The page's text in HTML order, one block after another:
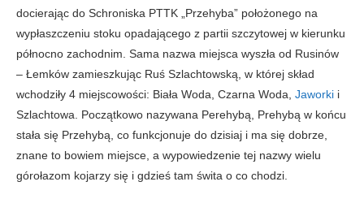
docierając do Schroniska PTTK „Przehyba” położonego na
wypłaszczeniu stoku opadającego z partii szczytowej w kierunku
północno zachodnim. Sama nazwa miejsca wyszła od Rusinów
– Łemków zamieszkując Ruś Szlachtowską, w której skład
wchodziły 4 miejscowości: Biała Woda, Czarna Woda, Jaworki i
Szlachtowa. Początkowo nazywana Perehybą, Prehybą w końcu
stała się Przehybą, co funkcjonuje do dzisiaj i ma się dobrze,
znane to bowiem miejsce, a wypowiedzenie tej nazwy wielu
górołazom kojarzy się i gdzieś tam świta o co chodzi.